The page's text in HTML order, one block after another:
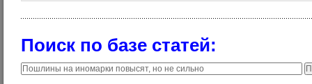
Поиск по базе статей: